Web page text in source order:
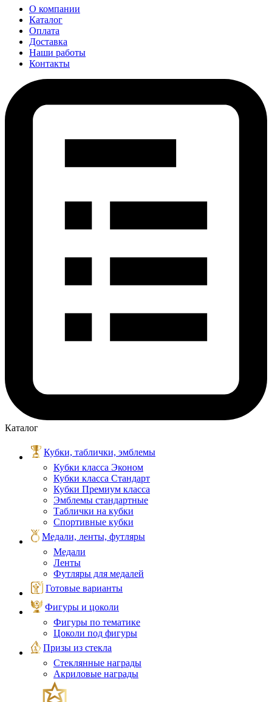
О компании
Каталог
Оплата
Доставка
Наши работы
Контакты
Каталог
Кубки, таблички, эмблемы
Кубки класса Эконом
Кубки класса Стандарт
Кубки Премиум класса
Эмблемы стандартные
Таблички на кубки
Спортивные кубки
Медали, ленты, футляры
Медали
Ленты
Футляры для медалей
Готовые варианты
Фигуры и цоколи
Фигуры по тематике
Цоколи под фигуры
Призы из стекла
Стеклянные награды
Акриловые награды